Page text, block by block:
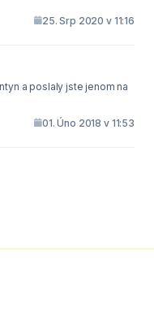
25. Srp 2020 v 11:16
a poslaly jste jenom na
01. Úno 2018 v 11:53